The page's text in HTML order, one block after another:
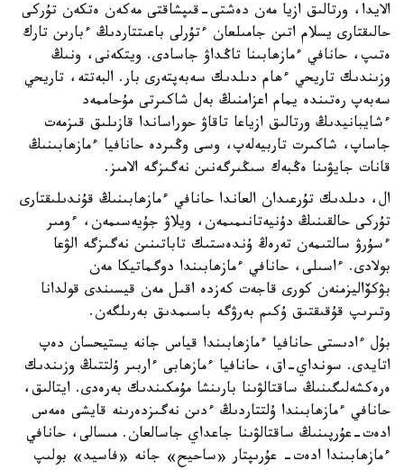
الايدا، ورتالىق ازيا مەن دەشتى-قىپشاقتى مەكەن ەتكەن تۇركى
حالىقتارى يسلام اتىن جامىلعان ءتۇرلى باعىتتاردىڭ ءبارىن تارك
ەتىپ، حانافي ءمازھابىنا تاڭداۋ جاسادى. ويتكەنى، ونىڭ
وزىندىك تاريحي ءھام دىلدىك سەبەپتەرى بار. البەتتە، تاريحي
سەبەپ رەتىندە يمام اعزامنىڭ بەل شاكىرتى مۇحاممەد
ءشايبانيدىڭ ورتالىق ازياعا تاقاۋ حوراساندا قازىلىق قىزمەت
جاساپ، شاكىرت تاربيەلەپ، وسى وڭىردە حانافيا ءمازھابىنىڭ
قانات جايۋىنا ەڭبەك سىڭىرگەنىن نەگىزگە الامىز.
ال، دىلدىك تۇرعىدان العاندا حانافي ءمازھابىنىڭ قۇندىلىقتارى
تۇركى حالقىنىڭ دۇنيەتانىمىمەن، ويلاۋ جۇيەسىمەن، ءومىر
ءسۇرۋ سالتىمەن تەرەڭ ۇندەستىك تاباتىنىن نەگىزگە الۋعا
بولادى. ءاسىلى، حانافي ءمازھابىندا دوگماتيكا مەن
بۋكۆاليزمنەن كورى قاجەت كەزدە اقىل مەن قيسىندى قولدانا
وتىرىپ قۇقىقتىق ۇكىم بەرۋگە باسىمدىق بەرىلگەن.
بۇل ءادىستى حانافيا ءمازھابىندا قياس جانە يستيحسان دەپ
اتايدى. سونداي-اق، حانافيا ءمازھابى ءاربىر ۇلتتىڭ وزىندىك
ەرەكشەلىگىنىڭ ساقتالۋىنا بارىنشا مۇمكىندىك بەرەدى. ايتالىق،
حانافي ءمازھابىندا ۇلتتاردىڭ ءدىن نەگىزدەرىنە قايشى ەمەس
ادەت-عۇرپىنىڭ ساقتالۋىنا جاعداي جاسالعان. مىسالى، حانافي
ءمازھابىندا ادەت- عۇرىپتار «ساحيح» جانە «فاسيد» بولىپ